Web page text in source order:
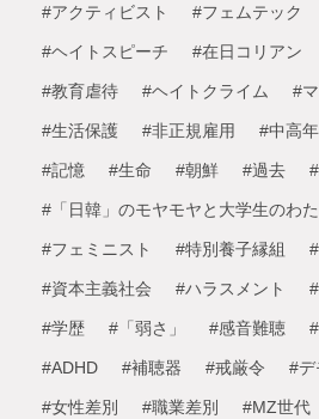
#アクティビスト #フェムテック
#ヘイトスピーチ #在日コリアン
#教育虐待 #ヘイトクライム #
#生活保護 #非正規雇用 #中高年
#記憶 #生命 #朝鮮 #過去
#「日韓」のモヤモヤと大学生のわ
#フェミニスト #特別養子縁組
#資本主義社会 #ハラスメント
#学歴 #「弱さ」 #感音難聴
#ADHD #補聴器 #戒厳令 #デ
#女性差別 #職業差別 #MZ世代